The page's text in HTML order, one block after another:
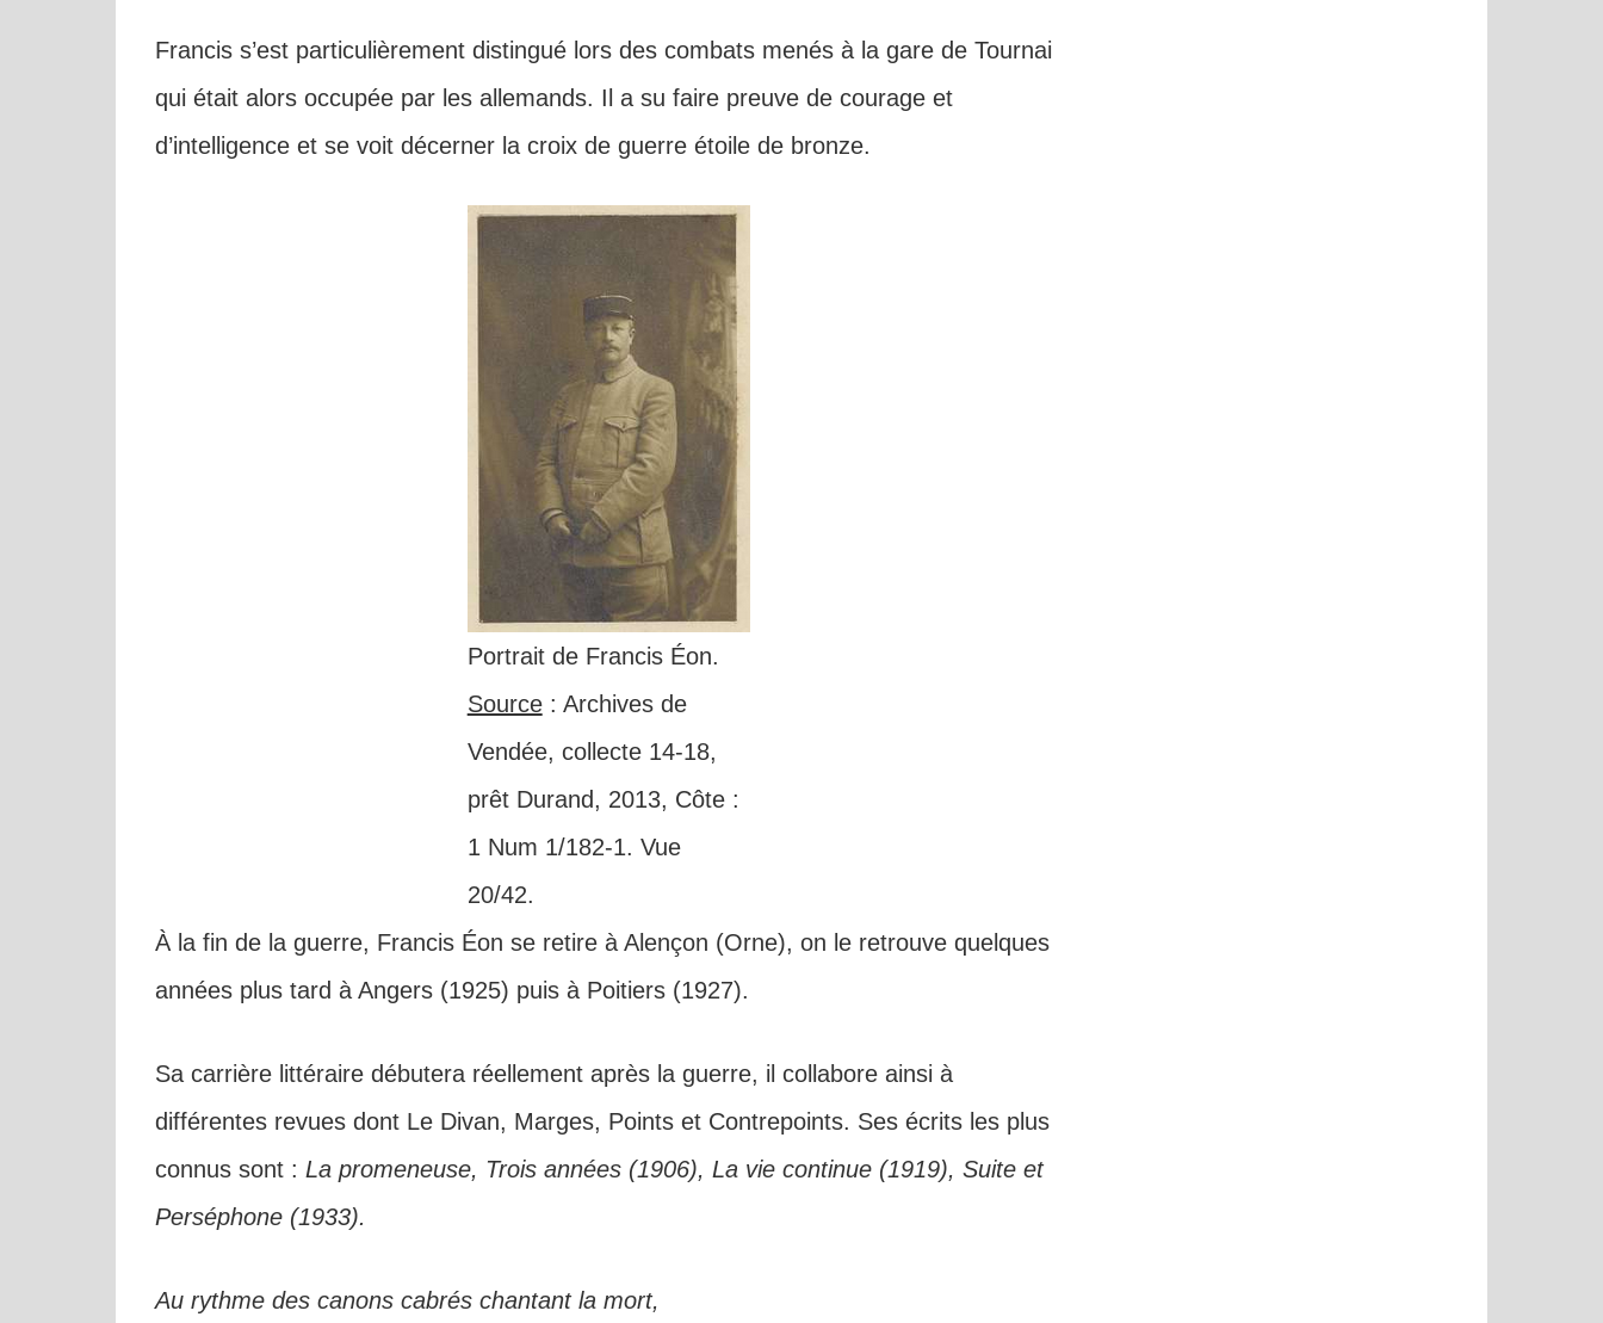
Francis s’est particulièrement distingué lors des combats menés à la gare de Tournai
qui était alors occupée par les allemands. Il a su faire preuve de courage et
d’intelligence et se voit décerner la croix de guerre étoile de bronze.
Portrait de Francis Éon.
Source: Archives de
Vendée, collecte 14-18,
prêt Durand, 2013, Côte :
1 Num 1/182-1. Vue
20/42.
À la fin de la guerre, Francis Éon se retire à Alençon (Orne), on le retrouve quelques
années plus tard à Angers (1925) puis à Poitiers (1927).
Sa carrière littéraire débutera réellement après la guerre, il collabore ainsi à
différentes revues dont Le Divan, Marges, Points et Contrepoints. Ses écrits les plus
connus sont : La promeneuse, Trois années (1906), La vie continue (1919), Suite et
Perséphone (1933).
Au rythme des canons cabrés chantant la mort,